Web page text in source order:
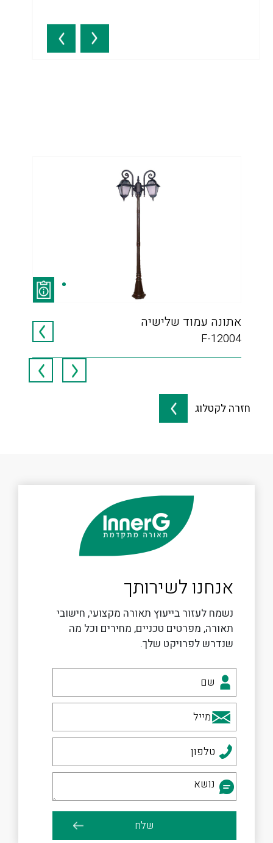
אתונה עמוד שלישיה
F-12004
חזרה לקטלוג
אנחנו לשירותך
נשמח לעזור בייעוץ תאורה מקצועי, חישובי
תאורה, מפרטים טכניים, מחירים וכל מה
שנדרש לפרויקט שלך.